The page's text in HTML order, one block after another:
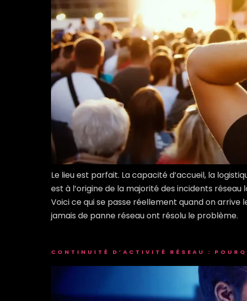
Le lieu est parfait. La capacité d’accueil, la
est à l’origine de la majorité des incidents
Voici ce qui se passe réellement quand on
jamais de panne réseau ont résolu le problème.
CONTINUITÉ D’ACTIVITÉ RÉSEAU :